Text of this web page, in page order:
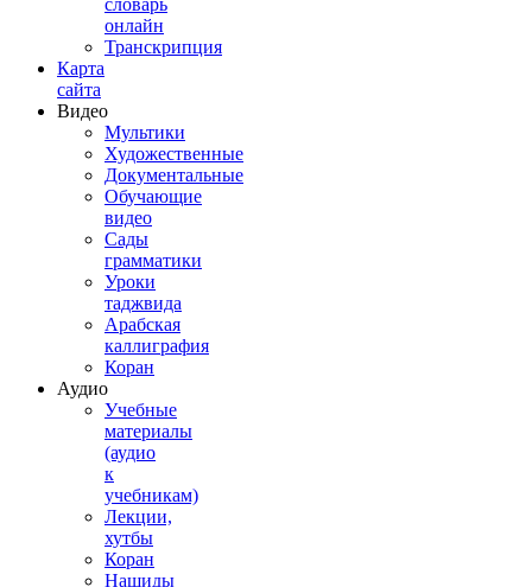
онлайн
Транскрипция
Карта
сайта
Видео
Мультики
Художественные
Документальные
Обучающие
видео
Сады
грамматики
Уроки
таджвида
Арабская
каллиграфия
Коран
Аудио
Учебные
материалы
(аудио
к
учебникам)
Лекции,
хутбы
Коран
Нашиды